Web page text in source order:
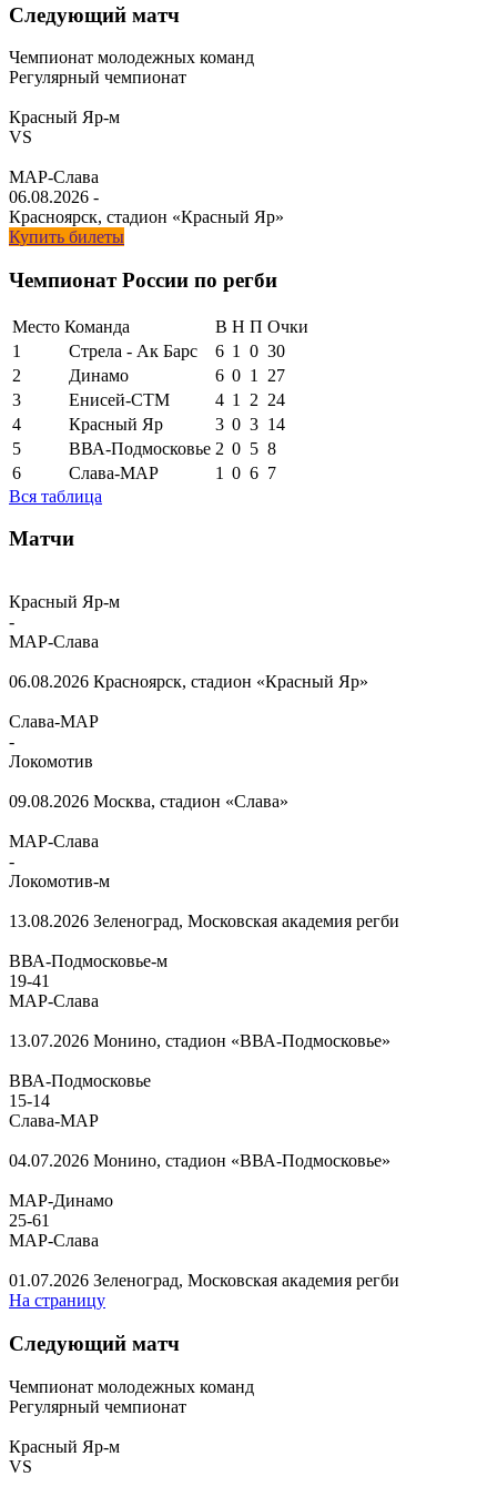
Следующий матч
Чемпионат молодежных команд
Регулярный чемпионат
Красный Яр-м
VS
МАР-Слава
06.08.2026 -
Красноярск, стадион «Красный Яр»
Купить билеты
Чемпионат России по регби
Место Команда В Н П Очки
1
Стрела - Ак Барс 6 1 0 30
2
Динамо 6 0 1
27
3
Енисей-СТМ 4 1 2 24
4
Красный Яр 3 0 3 14
5
ВВА-Подмосковье 2 0 5 8
6
Слава-МАР 1 0 6 7
Вся таблица
Матчи
Красный Яр-м
-
МАР-Слава
06.08.2026 Красноярск, стадион «Красный Яр»
Слава-МАР
-
Локомотив
09.08.2026 Москва, стадион «Слава»
МАР-Слава
-
Локомотив-м
13.08.2026 Зеленоград, Московская академия регби
ВВА-Подмосковье-м
19-41
МАР-Слава
13.07.2026 Монино, стадион «ВВА-Подмосковье»
ВВА-Подмосковье
15-14
Слава-МАР
04.07.2026 Монино, стадион «ВВА-Подмосковье»
МАР-Динамо
25-61
МАР-Слава
01.07.2026 Зеленоград, Московская академия регби
На страницу
Следующий матч
Чемпионат молодежных команд
Регулярный чемпионат
Красный Яр-м
VS